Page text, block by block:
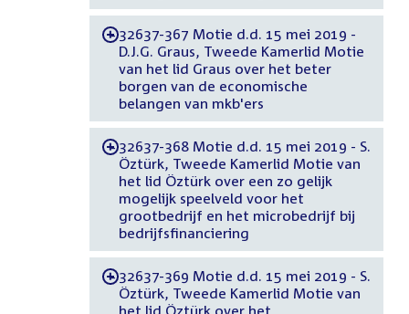
-32637-367 Motie d.d. 15 mei 2019 -
D.J.G. Graus, Tweede Kamerlid Motie
van het lid Graus over het beter
borgen van de economische
belangen van mkb'ers
-32637-368 Motie d.d. 15 mei 2019 - S.
Öztürk, Tweede Kamerlid Motie van
het lid Öztürk over een zo gelijk
mogelijk speelveld voor het
grootbedrijf en het microbedrijf bij
bedrijfsfinanciering
-32637-369 Motie d.d. 15 mei 2019 - S.
Öztürk, Tweede Kamerlid Motie van
het lid Öztürk over het